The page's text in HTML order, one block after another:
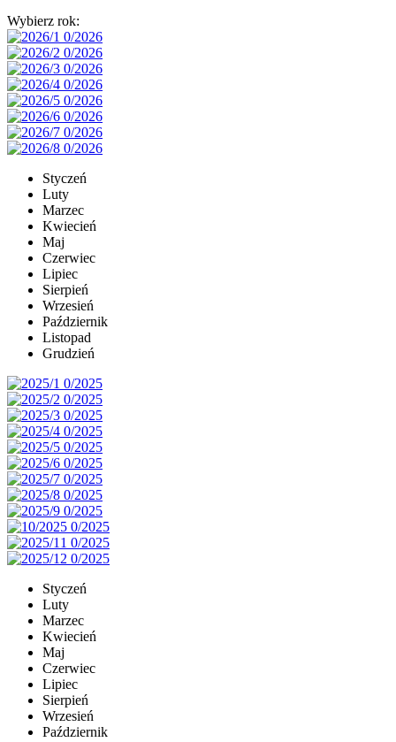
Wybierz rok:
Styczeń
Luty
Marzec
Kwiecień
Maj
Czerwiec
Lipiec
Sierpień
Wrzesień
Październik
Listopad
Grudzień
Styczeń
Luty
Marzec
Kwiecień
Maj
Czerwiec
Lipiec
Sierpień
Wrzesień
Październik